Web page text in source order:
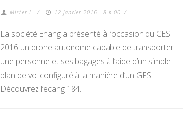
Mister L. / 12 janvier 2016 - 8 h 00 /
La société Ehang a présenté à l’occasion du CES
2016 un drone autonome capable de transporter
une personne et ses bagages à l’aide d’un simple
plan de vol configuré à la manière d’un GPS.
Découvrez l’ecang 184.